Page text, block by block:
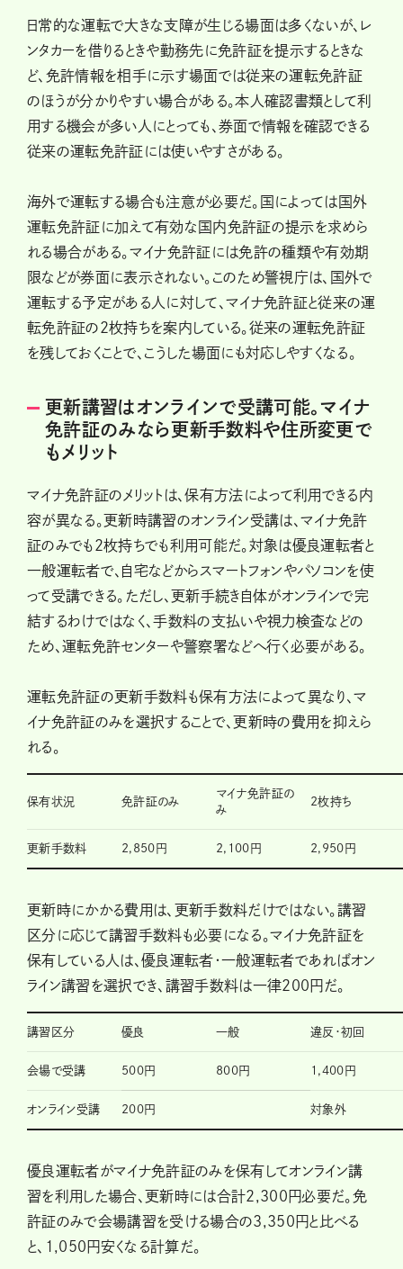
日常的な運転で大きな支障が生じる場面は多くないが、レ
ンタカーを借りるときや勤務先に免許証を提示するときな
ど、免許情報を相手に示す場面では従来の運転免許証
のほうが分かりやすい場合がある。本人確認書類として利
用する機会が多い人にとっても、券面で情報を確認できる
従来の運転免許証には使いやすさがある。
海外で運転する場合も注意が必要だ。国によっては国外
運転免許証に加えて有効な国内免許証の提示を求めら
れる場合がある。マイナ免許証には免許の種類や有効期
限などが券面に表示されない。このため警視庁は、国外で
運転する予定がある人に対して、マイナ免許証と従来の運
転免許証の2枚持ちを案内している。従来の運転免許証
を残しておくことで、こうした場面にも対応しやすくなる。
更新講習はオンラインで受講可能。マイナ
免許証のみなら更新手数料や住所変更で
もメリット
マイナ免許証のメリットは、保有方法によって利用できる内
容が異なる。更新時講習のオンライン受講は、マイナ免許
証のみでも2枚持ちでも利用可能だ。対象は優良運転者と
一般運転者で、自宅などからスマートフォンやパソコンを使
って受講できる。ただし、更新手続き自体がオンラインで完
結するわけではなく、手数料の支払いや視力検査などの
ため、運転免許センターや警察署などへ行く必要がある。
運転免許証の更新手数料も保有方法によって異なり、マ
イナ免許証のみを選択することで、更新時の費用を抑えら
れる。
保有状況 免許証のみ
マイナ免許証の
み
2枚持ち
更新手数料 2,850円 2,100円 2,950円
更新時にかかる費用は、更新手数料だけではない。講習
区分に応じて講習手数料も必要になる。マイナ免許証を
保有している人は、優良運転者・一般運転者であればオン
ライン講習を選択でき、講習手数料は一律200円だ。
講習区分 優良 一般 違反・初回
会場で受講 500円 800円 1,400円
オンライン受講 200円 対象外
優良運転者がマイナ免許証のみを保有してオンライン講
習を利用した場合、更新時には合計2,300円必要だ。免
許証のみで会場講習を受ける場合の3,350円と比べる
と、1,050円安くなる計算だ。